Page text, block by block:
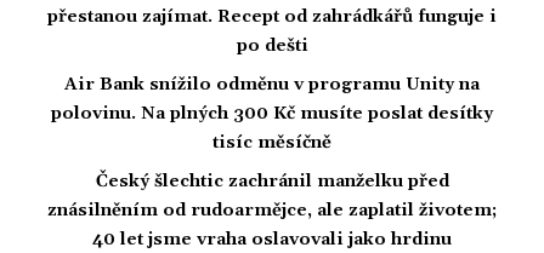
přestanou zajímat. Recept od zahrádkářů funguje i
po dešti
Air Bank snížilo odměnu v programu Unity na
polovinu. Na plných 300 Kč musíte poslat desítky
tisíc měsíčně
Český šlechtic zachránil manželku před
znásilněním od rudoarmějce, ale zaplatil životem;
40 let jsme vraha oslavovali jako hrdinu